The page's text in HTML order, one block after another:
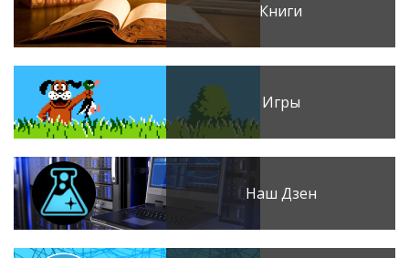
Книги
Игры
Наш Дзен